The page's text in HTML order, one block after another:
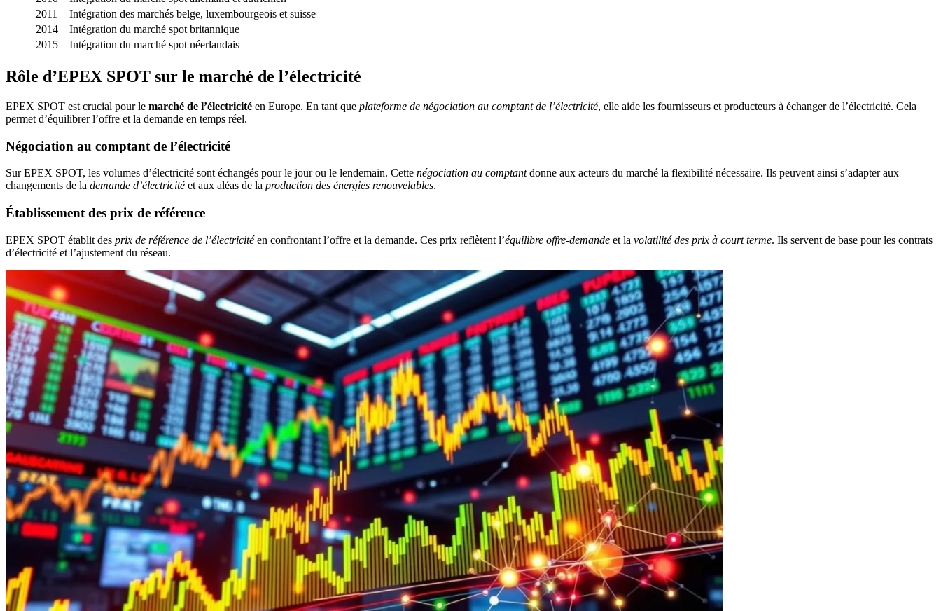
2011
Intégration des marchés belge, luxembourgeois et suisse
2014
Intégration du marché spot britannique
2015
Intégration du marché spot néerlandais
Rôle d’EPEX SPOT sur le marché de l’électricité
EPEX SPOT est crucial pour le marché de l’électricité en Europe. En tant que plateforme de négociation au comptant de l’électricité, elle aide les fournisseurs et producteurs à échanger de l’électricité. Cela
permet d’équilibrer l’offre et la demande en temps réel.
Négociation au comptant de l’électricité
Sur EPEX SPOT, les volumes d’électricité sont échangés pour le jour ou le lendemain. Cette négociation au comptantdonne aux acteurs du marché la flexibilité nécessaire. Ils peuvent ainsi s’adapter aux
changements de la demande d’électricitéet aux aléas de la production des énergies renouvelables.
Établissement des prix de référence
EPEX SPOT établit des prix de référence de l’électricitéen confrontant l’offre et la demande. Ces prix reflètent l’équilibre offre-demande et la volatilité des prix à court terme. Ils servent de base pour les contrats
d’électricité et l’ajustement du réseau.